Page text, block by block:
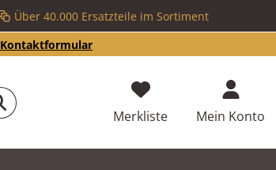
Über 40.000 Ersatzteile im Sortiment
Kontaktformular
MerklisteDu hast 0Mein Konto